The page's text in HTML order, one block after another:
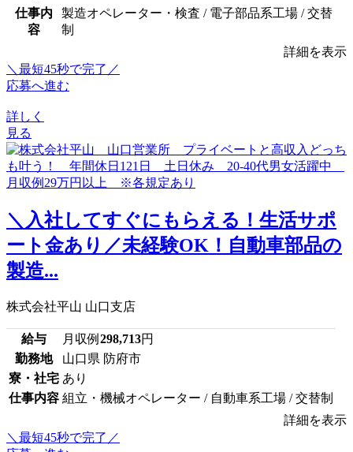
仕事内
容
製造オペレーター・検査 / 電子部品系工場 / 交替
制
詳細を表示
＼最短45秒で完了／
応募へ進む
詳しく
見る
＼入社してすぐにもらえる！生活サポ
ート金あり／未経験OK！自動車部品の
製造...
株式会社平山 山口支店
給与 月収例 298,713円
勤務地
山口県 防府市
寮・社宅 あり
仕事内容 組立・機械オペレーター / 自動車系工場 / 交替制
詳細を表示
＼最短45秒で完了／